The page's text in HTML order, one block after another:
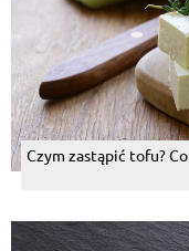
Czym zastąpić tofu?